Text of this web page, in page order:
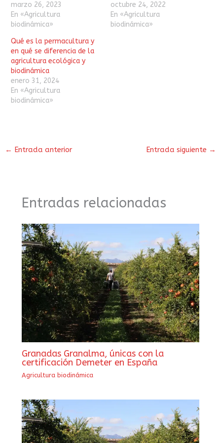
marzo 26, 2023
En «Agricultura
biodinámica»
octubre 24, 2022
En «Agricultura
biodinámica»
Qué es la permacultura y
en qué se diferencia de la
agricultura ecológica y
biodinámica
enero 31, 2024
En «Agricultura
biodinámica»
← Entrada anterior Entrada siguiente →
Entradas relacionadas
Granadas Granalma, únicas con la
certificación Demeter en España
Agricultura biodinámica